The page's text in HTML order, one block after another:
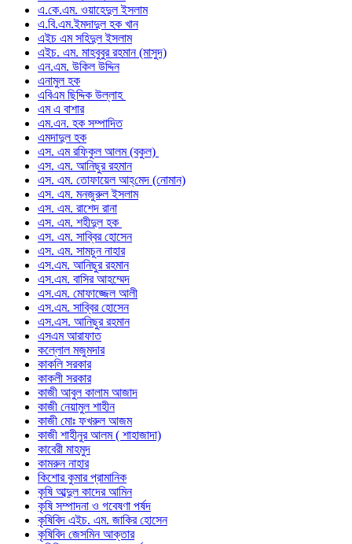
এ.কে.এম. ওয়াহেদুল ইসলাম
এ.বি.এম.ইমদাদুল হক খান
এইচ এম সহিদুল ইসলাম
এইচ. এম. মাহবুবুর রহমান (মাসুদ)
এন.এম. উকিল উদ্দিন
এনামুল হক
এবিএম ছিদ্দিক উল্লাহ
এম এ বাশার
এম.এন. হক সম্পাদিত
এমদাদুল হক
এস. এম রফিকুল আলম (বকুল)
এস. এম. আনিছুর রহমান
এস. এম. তোফায়েল আহ্‌মেদ (নোমান)
এস. এম. মনজুরুল ইসলাম
এস. এম. রাশেদ রানা
এস. এম. শহীদুল হক
এস. এম. সাব্বির হোসেন
এস. এম. সামচুন নাহার
এস.এম. আনিছুর রহমান
এস.এম. বাসির আহম্মেদ
এস.এম. মোফাজ্জেল আলী
এস.এম. সাব্বির হোসেন
এস.এস. আনিছুর রহমান
এসএম আরাফাত
কল্লোল মজুমদার
কাকলি সরকার
কাকলী সরকার
কাজী আবুল কালাম আজাদ
কাজী নেয়ামুল শাহীন
কাজী মোঃ ফখরুল আজম
কাজী শাহীনুর আলম ( শাহাজাদা)
কাবেরী মাহমুদ
কামরুন নাহার
কিশোর কুমার প্রামানিক
কৃষি আব্দুল কাদের আমিন
কৃষি সম্পাদনা ও গবেষণা পর্ষদ
কৃষিবিদ এইচ. এম. জাকির হোসেন
কৃষিবিদ জেসমিন আক্তার